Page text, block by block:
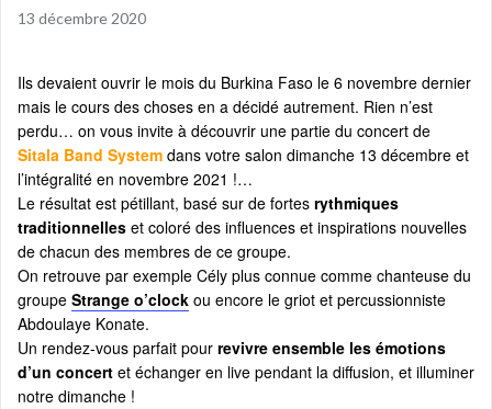
13 décembre 2020
Ils devaient ouvrir le mois du Burkina Faso le 6 novembre dernier
mais le cours des choses en a décidé autrement. Rien n’est
perdu… on vous invite à découvrir une partie du concert de
Sitala Band System dans votre salon dimanche 13 décembre et
l’intégralité en novembre 2021 !…
Le résultat est pétillant, basé sur de fortes rythmiques
traditionnelles et coloré des influences et inspirations nouvelles
de chacun des membres de ce groupe.
On retrouve par exemple Cély plus connue comme chanteuse du
groupe Strange o’clock ou encore le griot et percussionniste
Abdoulaye Konate.
Un rendez-vous parfait pour revivre ensemble les émotions
d’un concert et échanger en live pendant la diffusion, et illuminer
notre dimanche !